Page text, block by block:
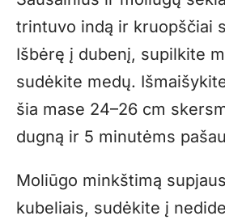
trintuvo indą ir kruopščiai
Išbėrę į dubenį, supilkite
sudėkite medų.
šia mase 24–26 cm
dugną ir 5 minutėms
Moliūgo minkštimą
kubeliais, sudėkite į